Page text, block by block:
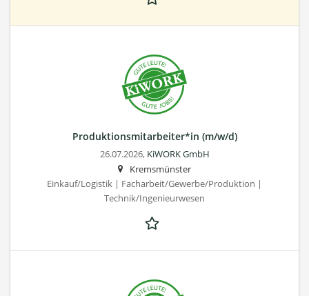
Produktionsmitarbeiter*in (m/w/d)
26.07.2026, KiWORK GmbH
Kremsmünster
Einkauf/Logistik | Facharbeit/Gewerbe/Produktion |
Technik/Ingenieurwesen